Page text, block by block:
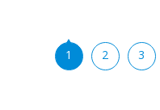
1 2 3